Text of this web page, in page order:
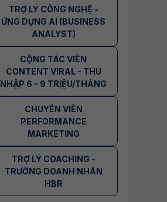
TRỢ LÝ CÔNG NGHỆ -
ỨNG DỤNG AI (BUSINESS
ANALYST)
CỘNG TÁC VIÊN
CONTENT VIRAL - THU
NHẬP 6 - 9 TRIỆU/THÁNG
CHUYÊN VIÊN
PERFORMANCE
MARKETING
TRỢ LÝ COACHING -
TRƯỜNG DOANH NHÂN
HBR